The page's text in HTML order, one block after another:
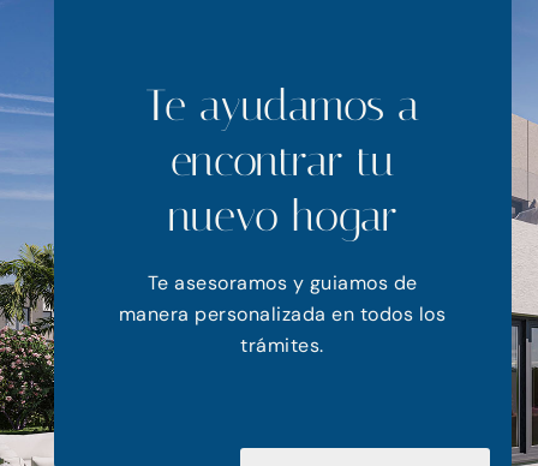
Te ayudamos a
encontrar tu
nuevo hogar
Te asesoramos y guiamos de
manera personalizada en todos los
trámites.